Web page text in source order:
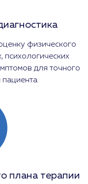
физического
психологических
для точного
пациента
плана терапии